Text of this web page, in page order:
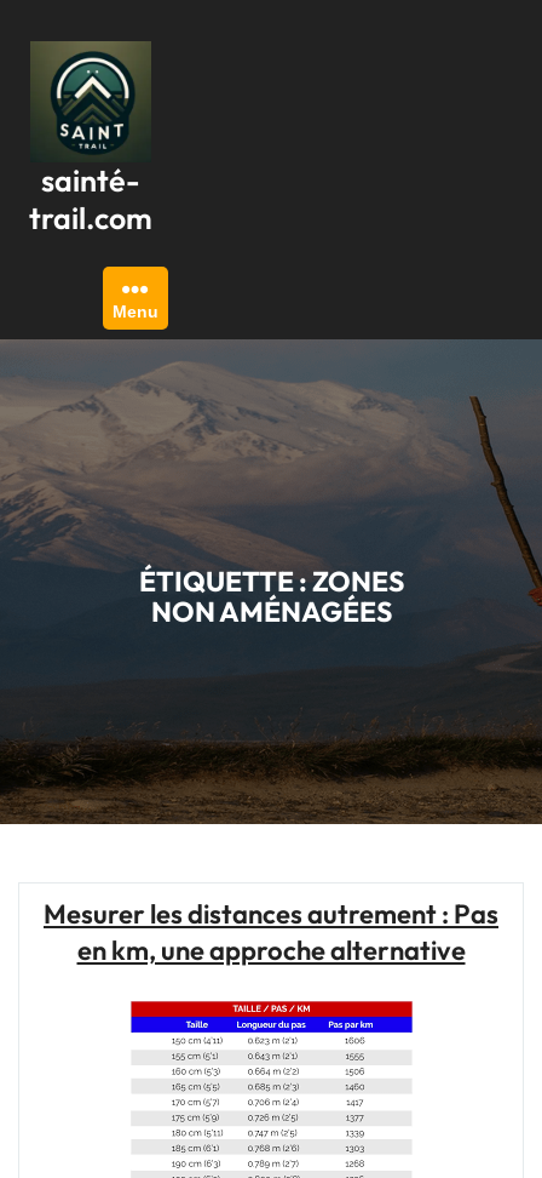
contenu
sainté-
trail.com
Menu
ÉTIQUETTE :ZONES
NON AMÉNAGÉES
Mesurer les distances autrement : Pas
en km, une approche alternative